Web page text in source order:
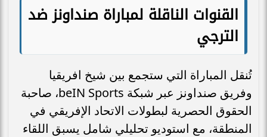
القنوات الناقلة لمباراة صنداونز ضد
الترجي
تُنقل المباراة التي ستجمع بين شيخ افريقيا
وفريق صنداونز عبر شبكة beIN Sports، صاحبة
الحقوق الحصرية لبطولات الاتحاد الإفريقي في
المنطقة، مع استوديو تحليلي شامل يسبق اللقاء